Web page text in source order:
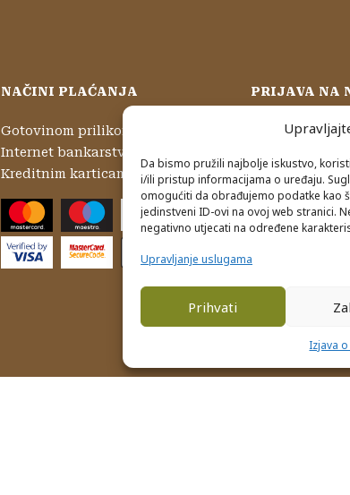
Da bismo pružili najbolje iskustvo,
i/ili pristup informacijama o uređaju.
omogućiti da obrađujemo podatke kao
jedinstveni ID-ovi na ovoj web stranici.
negativno utjecati na određene
Upravljanje uslugama
Prihvati
Izjava
NAČINI PLAĆANJA
Gotovinom prilikom preuzimanja
Internet bankarstvom
Kreditnim karticama
PRIJAVA NA